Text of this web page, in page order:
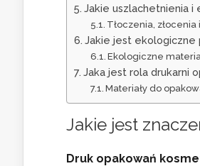
Jakie uszlachetnienia i
Tłoczenia,
Jakie jest ekologiczne
Ekologiczne
Jaka jest rola drukarni
Materiały do
Jakie jest
Druk opakowań